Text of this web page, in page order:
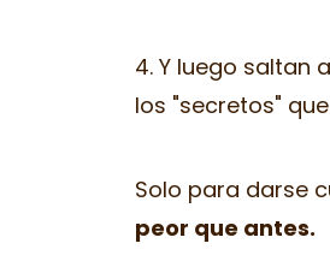
4. Y luego saltan
los "secretos"
Solo para darse
peor que antes.